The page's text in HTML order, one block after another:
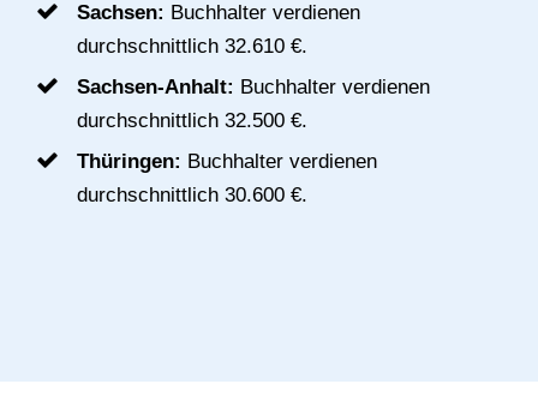
Sachsen: Buchhalter verdienen
durchschnittlich 32.610 €.
Sachsen-Anhalt: Buchhalter verdienen
durchschnittlich 32.500 €.
Thüringen: Buchhalter verdienen
durchschnittlich 30.600 €.